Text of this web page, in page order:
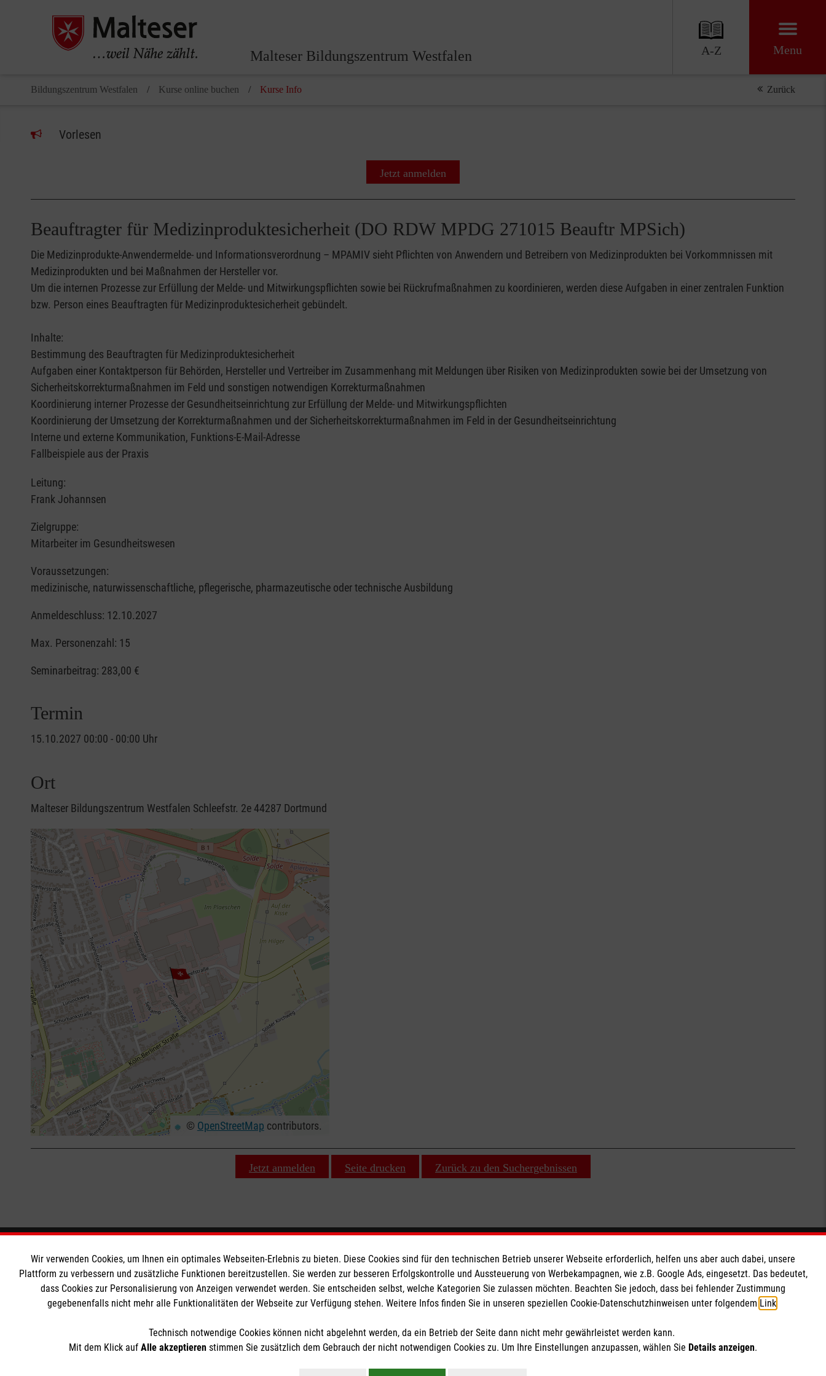
Malteser Bildungszentrum Westfalen A-Z Menu
Bildungszentrum Westfalen Kurse online buchen Kurse Info Zurück
Vorlesen
Jetzt anmelden
Beauftragter für Medizinproduktesicherheit (DO RDW MPDG 271015 Beauftr MPSich)
Die Medizinprodukte-Anwendermelde- und Informationsverordnung – MPAMIV sieht Pflichten von Anwendern und Betreibern von Medizinprodukten bei Vorkommnissen mit
Medizinprodukten und bei Maßnahmen der Hersteller vor.
Um die internen Prozesse zur Erfüllung der Melde- und Mitwirkungspflichten sowie bei Rückrufmaßnahmen zu koordinieren, werden diese Aufgaben in einer zentralen Funktion
bzw. Person eines Beauftragten für Medizinproduktesicherheit gebündelt.
Inhalte:
Bestimmung des Beauftragten für Medizinproduktesicherheit
Aufgaben einer Kontaktperson für Behörden, Hersteller und Vertreiber im Zusammenhang mit Meldungen über Risiken von Medizinprodukten sowie bei der Umsetzung von
Sicherheitskorrekturmaßnahmen im Feld und sonstigen notwendigen Korrekturmaßnahmen
Koordinierung interner Prozesse der Gesundheitseinrichtung zur Erfüllung der Melde- und Mitwirkungspflichten
Koordinierung der Umsetzung der Korrekturmaßnahmen und der Sicherheitskorrekturmaßnahmen im Feld in der Gesundheitseinrichtung
Interne und externe Kommunikation, Funktions-E-Mail-Adresse
Fallbeispiele aus der Praxis
Leitung:
Frank Johannsen
Zielgruppe:
Mitarbeiter im Gesundheitswesen
Voraussetzungen:
medizinische, naturwissenschaftliche, pflegerische, pharmazeutische oder technische Ausbildung
Anmeldeschluss: 12.10.2027
Max. Personenzahl: 15
Seminarbeitrag: 283,00 €
Termin
15.10.2027 00:00 - 00:00 Uhr
Ort
Malteser Bildungszentrum Westfalen Schleefstr. 2e 44287 Dortmund
© OpenStreetMap contributors.
Jetzt anmelden Seite drucken Zurück zu den Suchergebnissen
Wir Malteser
Unsere Kurse
Das MBZ Westfalen
Wir Malteser
Informationen
Downloads
Kontakt
Impressum
Datenschutz
Malteser online
Malteserorden
Malteser Jugend
Malteser International
Sharepoint
Soziale Netzwerke
Wir verwenden Cookies, um Ihnen ein optimales Webseiten-Erlebnis zu bieten. Diese Cookies sind für den technischen Betrieb unserer Webseite erforderlich, helfen uns aber auch dabei, unsere
Plattform zu verbessern und zusätzliche Funktionen bereitzustellen. Sie werden zur besseren Erfolgskontrolle und Aussteuerung von Werbekampagnen, wie z.B. Google Ads, eingesetzt. Das bedeutet,
dass Cookies zur Personalisierung von Anzeigen verwendet werden. Sie entscheiden selbst, welche Kategorien Sie zulassen möchten. Beachten Sie jedoch, dass bei fehlender Zustimmung
gegebenenfalls nicht mehr alle Funktionalitäten der Webseite zur Verfügung stehen. Weitere Infos finden Sie in unseren speziellen Cookie-Datenschutzhinweisen unter folgendem Link
Technisch notwendige Cookies können nicht abgelehnt werden, da ein Betrieb der Seite dann nicht mehr gewährleistet werden kann.
Mit dem Klick auf Alle akzeptieren stimmen Sie zusätzlich dem Gebrauch der nicht notwendigen Cookies zu. Um Ihre Einstellungen anzupassen, wählen Sie Details anzeigen.